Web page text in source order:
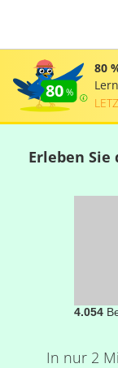
80
80
Erleben
4.054
In nur 2